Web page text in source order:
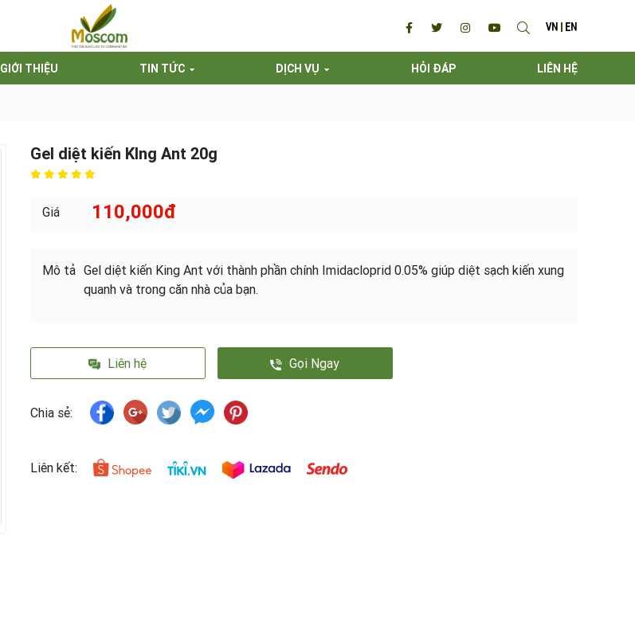
VN EN
GIỚI THIỆU TIN TỨC DỊCH VỤ HỎI ĐÁP LIÊN HỆ
Gel diệt kiến KIng Ant 20g
Giá 110,000đ
Mô tả Gel diệt kiến King Ant với thành phần chính Imidacloprid 0.05% giúp diệt sạch kiến xung
quanh và trong căn nhà của bạn.
Liên hệ Gọi Ngay
Chia sẻ:
Liên kết: